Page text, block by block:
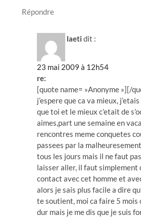
Répondre
laeti dit :
23 mai 2009 à 12h54
re:
[quote name= »Anonyme »][/
j’espere que ca va mieux,
que toi et le mieux c’etait de
aimes,part une semaine en
rencontres meme conquetes
passees par la
tous les jours mais il ne faut
laisser aller, il faut simplement
contact avec cet homme et
alors je sais plus facile a dire
te soutient, moi ca faire 5 mois
dur mais je me dis que je suis